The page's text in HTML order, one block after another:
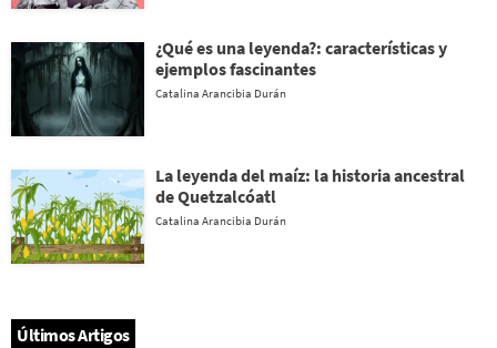
¿Qué es una leyenda?: características y
ejemplos fascinantes
Catalina Arancibia Durán
La leyenda del maíz: la historia ancestral
de Quetzalcóatl
Catalina Arancibia Durán
Últimos Artigos